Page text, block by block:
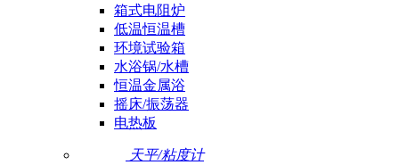
箱式电阻炉
低温恒温槽
环境试验箱
水浴锅/水槽
恒温金属浴
摇床/振荡器
电热板
天平/粘度计